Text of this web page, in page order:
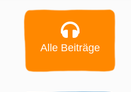
Alle Beiträge